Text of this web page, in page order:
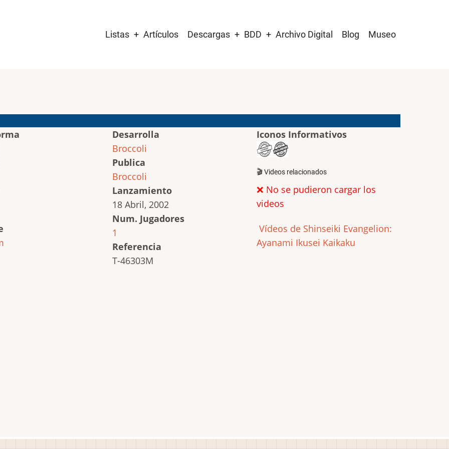
navigation
Listas Artículos Descargas BDD Archivo Digital Blog Museo
Desarrolla
Broccoli
Publica
Broccoli
Lanzamiento
18 Abril, 2002
Num. Jugadores
1
Referencia
T-46303M
Iconos Informativos
🎬 Videos relacionados
❌ No se pudieron cargar los
videos
Vídeos de Shinseiki Evangelion:
Ayanami Ikusei Kaikaku